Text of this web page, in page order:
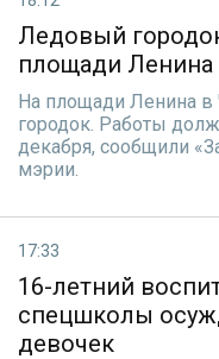
Ледовый
площади Ленина
На площади Ленина в
городок. Работы
декабря, сообщили
мэрии.
17:33
16-летний
спецшколы
девочек